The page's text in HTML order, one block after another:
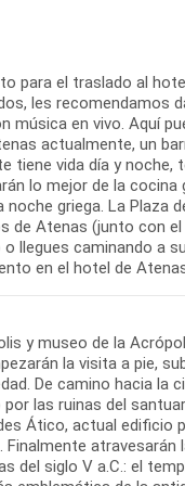
para el traslado al
les recomendamos
en vivo. Aquí
actualmente, un
tiene vida día y noche,
lo mejor de la cocina
griega. La Plaza
de Atenas (junto con
llegues caminando a
y museo de la
la visita a pie,
De camino hacia la
las ruinas del
Ático, actual edificio
siglo V a.C.: el